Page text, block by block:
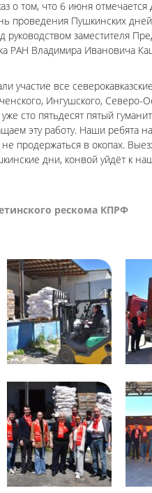
о том, что 6 июня
проведения Пушкинских
заместителя
РАН Владимира Ивановича
участие все
Ингушского, Северо-
уже сто пятьдесят пятый
эту работу. Наши ребята
не продержаться в окопах.
дни, конвой уйдёт к
рескома КПРФ